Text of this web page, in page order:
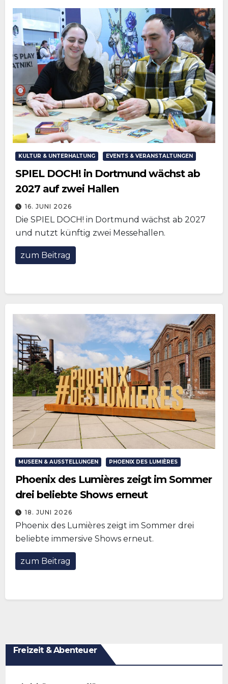
KULTUR & UNTERHALTUNG EVENTS & VERANSTALTUNGEN
SPIEL DOCH! in Dortmund wächst ab
2027 auf zwei Hallen
16. JUNI 2026
Die SPIEL DOCH! in Dortmund wächst ab 2027
und nutzt künftig zwei Messehallen.
zum Beitrag
MUSEEN & AUSSTELLUNGEN PHOENIX DES LUMIÈRES
Phoenix des Lumières zeigt im Sommer
drei beliebte Shows erneut
18. JUNI 2026
Phoenix des Lumières zeigt im Sommer drei
beliebte immersive Shows erneut.
zum Beitrag
Freizeit & Abenteuer